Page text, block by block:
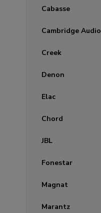
Cabasse
Cambridge Audio
Creek
Denon
Elac
Chord
JBL
Fonestar
Magnat
Marantz